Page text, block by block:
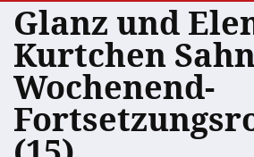
Glanz und
Kurtchen
Wochenend-